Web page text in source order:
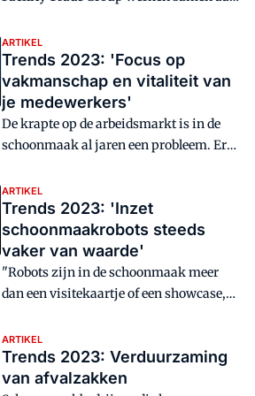
nieuwsgierig naar de beste duurzame
methode.
van de 300 sport-, recreatie- en
welzijnslocaties én aan de vitaliteit van
de (schoonmaak)medewerkers.
ARTIKEL
Trends 2023: 'Focus op
vakmanschap en vitaliteit van
je medewerkers'
De krapte op de arbeidsmarkt is in de
schoonmaak al jaren een probleem. Er
open, terwijl er zestien procent minder
schoonmaakmedewerkers aan het werk
zijn dan in voorgaande jaren. Volgens
Albert Vegter, Business Consultant bij
Alpheios, ligt de sleutel voor dit
probleem in het vakmanschap en de
we goed zorgen voor die talenten die
zoveel voor ons doen."
ARTIKEL
Trends 2023: 'Inzet
schoonmaakrobots steeds
vaker van waarde'
"Robots zijn in de schoonmaak meer
dan een visitekaartje of een showcase,
waarde op de werkvloer." Dat stellen
Charlotte Morijn, Manager Performance
Center, en Geoffrey Nouws,
ARTIKEL
Trends 2023: Verduurzaming
van afvalzakken